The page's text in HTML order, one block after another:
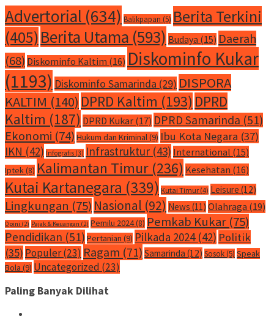
Advertorial (634) Balikpapan (5) Berita Terkini
(405)Berita Utama (593) Budaya (15) Daerah
(68) Diskominfo Kaltim (16) Diskominfo Kukar
(1193) Diskominfo Samarinda (29) DISPORA
KALTIM (140) DPRD Kaltim (193) DPRD
Kaltim (187) DPRD Kukar (17) DPRD Samarinda (51)
Ekonomi (74) Hukum dan Kriminal(9) Ibu Kota Negara (37)
IKN (42) Infografis (3) Infrastruktur (43) International (15)
Iptek(8) Kalimantan Timur (236) Kesehatan (16)
Kutai Kartanegara (339) Kutai Timur (4) Leisure (12)
Lingkungan (75) Nasional (92) News (11) Olahraga (19)
Opini (2) Pajak & Keuangan (2) Pemilu 2024(8) Pemkab Kukar (75)
Pendidikan (51) Pertanian (9) Pilkada 2024(42) Politik
(35) Populer(23) Ragam (71) Samarinda (12) Sosok(5) Speak
Bola (9) Uncategorized (23)
Paling Banyak Dilihat